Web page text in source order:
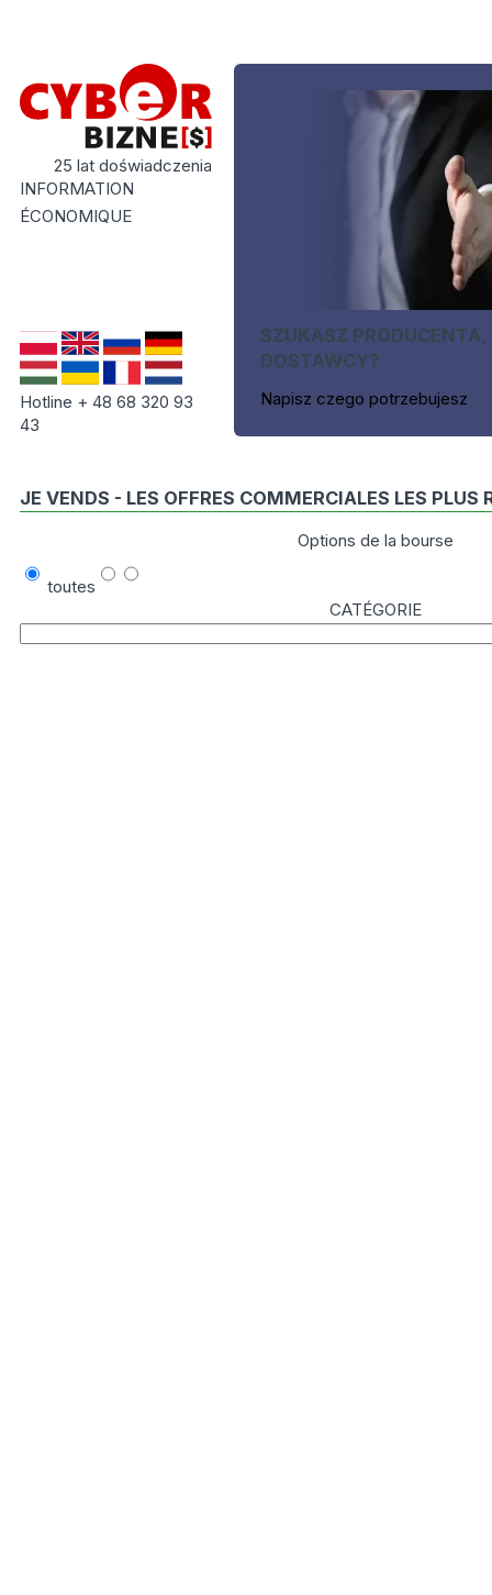
25 lat doświadczenia
INFORMATION
ÉCONOMIQUE
Hotline + 48 68 320 93
43
SZUKASZ PRODUCENTA,
DOSTAWCY?
Napisz czego potrzebujesz
JE VENDS - LES OFFRES COMMERCIALES LES PLUS
Options de la bourse
toutes
CATÉGORIE